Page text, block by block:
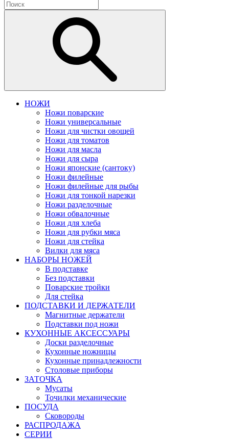
НОЖИ
Ножи поварские
Ножи универсальные
Ножи для чистки овощей
Ножи для томатов
Ножи для масла
Ножи для сыра
Ножи японские (сантоку)
Ножи филейные
Ножи филейные для рыбы
Ножи для тонкой нарезки
Ножи разделочные
Ножи обвалочные
Ножи для хлеба
Ножи для рубки мяса
Ножи для стейка
Вилки для мяса
НАБОРЫ НОЖЕЙ
В подставке
Без подставки
Поварские тройки
Для стейка
ПОДСТАВКИ И ДЕРЖАТЕЛИ
Магнитные держатели
Подставки под ножи
КУХОННЫЕ АКСЕССУАРЫ
Доски разделочные
Кухонные ножницы
Кухонные принадлежности
Столовые приборы
ЗАТОЧКА
Мусаты
Точилки механические
ПОСУДА
Сковороды
РАСПРОДАЖА
СЕРИИ